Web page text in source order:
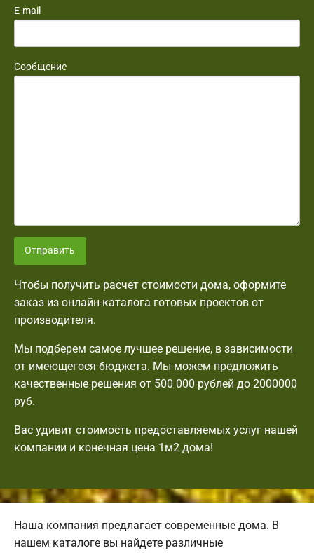
E-mail
Сообщение
Отправить
Чтобы получить расчет стоимости дома, оформите
заказ из онлайн-каталога готовых проектов от
производителя.
Мы подберем самое лучшее решение, в зависимости
от имеющегося бюджета. Мы можем предложить
качественные решения от 500 000 рублей до 2000000
руб.
Вас удивит стоимость предоставляемых услуг нашей
компании и конечная цена 1м2 дома!
Наша компания предлагает современные дома. В
нашем каталоге вы найдете различные